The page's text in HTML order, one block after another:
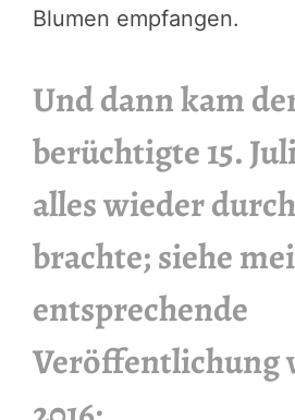
Blumen empfangen.
Und dann kam
berüchtigte 15.
alles wieder
brachte; siehe
entsprechende
Veröffentlichung